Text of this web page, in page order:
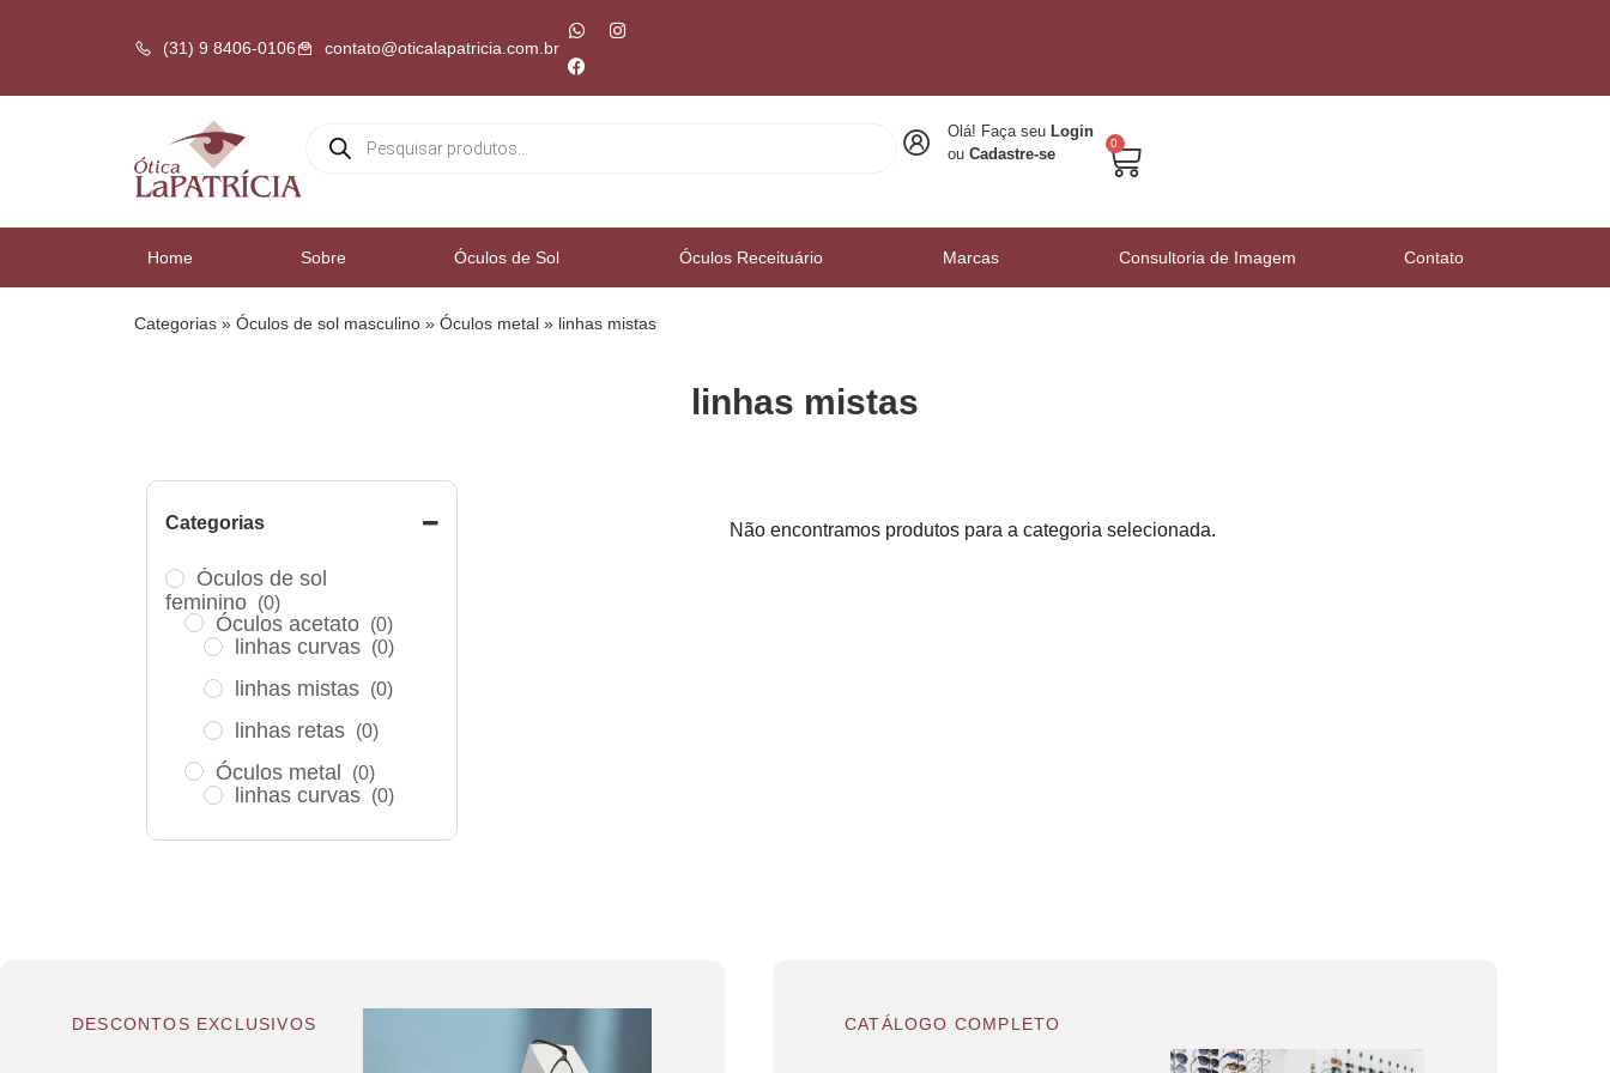
(31) 9 8406-0106 contato@oticalapatricia.com.br
Olá! Faça seu Login
ou Cadastre-se
0
Home Sobre Óculos de Sol Óculos Receituário Marcas Consultoria de Imagem Contato
Categorias » Óculos de sol masculino » Óculos metal » ⁠linhas mistas
⁠linhas mistas
Categorias
Óculos de sol
feminino (0)
Óculos acetato (0)
linhas curvas (0)
⁠linhas mistas (0)
linhas retas (0)
Óculos metal (0)
linhas curvas (0)
linhas mistas (0)
⁠linhas retas
Não encontramos produtos para a categoria selecionada.
DESCONTOS EXCLUSIVOS CATÁLOGO COMPLETO